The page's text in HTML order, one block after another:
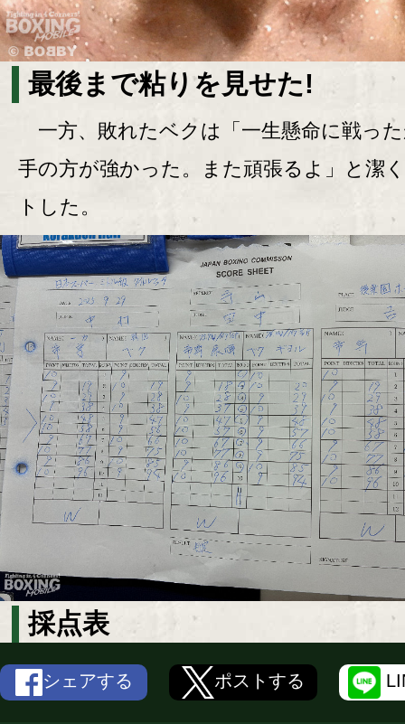
最後まで粘りを見せた!
一方、敗れたベクは「一生懸命に戦っ
手の方が強かった。また頑張るよ」と潔
トした。
採点表
シェアする ポストする